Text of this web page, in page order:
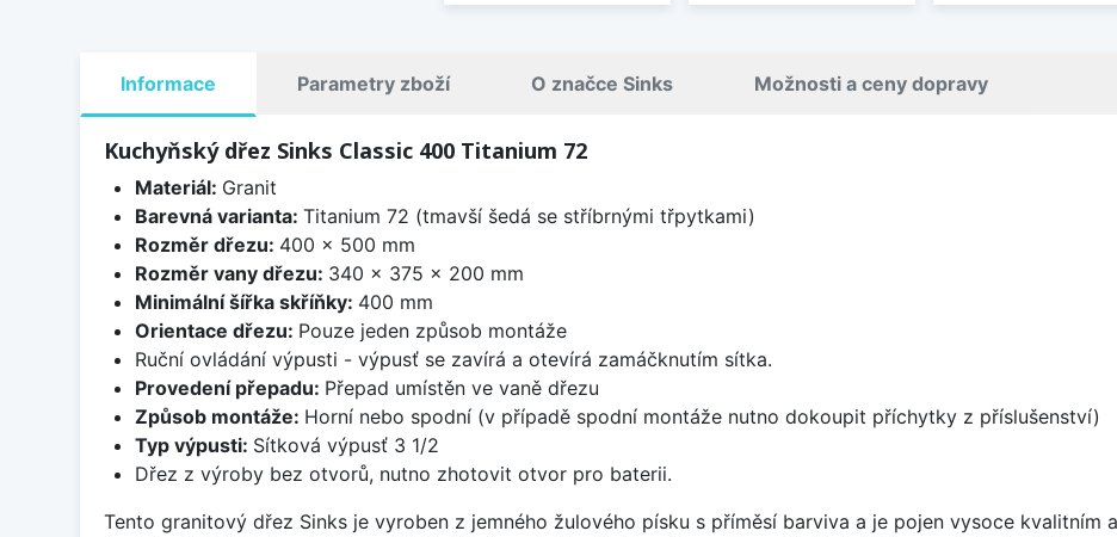
Informace Parametry zboží O značce Sinks Možnosti a ceny dopravy
Kuchyňský dřez Sinks Classic 400 Titanium 72
Materiál: Granit
Barevná varianta: Titanium 72 (tmavší šedá se stříbrnými třpytkami)
Rozměr dřezu: 400 x 500 mm
Rozměr vany dřezu: 340 x 375 x 200 mm
Minimální šířka skříňky: 400 mm
Orientace dřezu: Pouze jeden způsob montáže
Ruční ovládání výpusti - výpusť se zavírá a otevírá zamáčknutím sítka.
Provedení přepadu: Přepad umístěn ve vaně dřezu
Způsob montáže: Horní nebo spodní (v případě spodní montáže nutno dokoupit příchytky z příslušenství)
Typ výpusti: Sítková výpusť 3 1/2
Dřez z výroby bez otvorů, nutno zhotovit otvor pro baterii.
Tento granitový dřez Sinks je vyroben z jemného žulového písku s příměsí barviva a je pojen vysoce kvalitním